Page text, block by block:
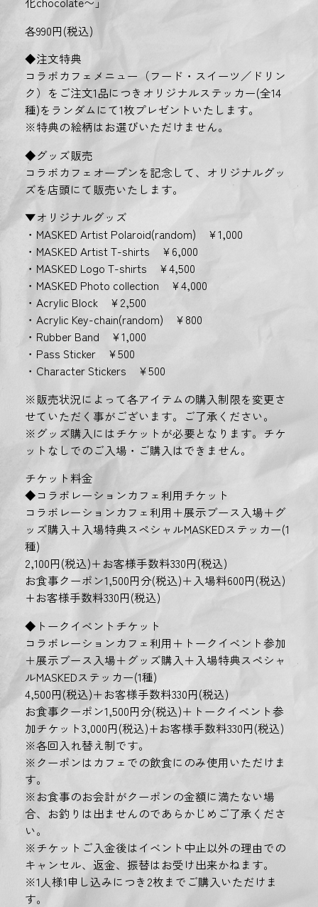
各990円(税込)
◆注文特典
コラボカフェメニュー（フード・スイーツ／ドリン
ク）をご注文1品につきオリジナルステッカー(全14
種)をランダムにて1枚プレゼントいたします。
※特典の絵柄はお選びいただけません。
◆グッズ販売
コラボカフェオープンを記念して、オリジナルグッ
ズを店頭にて販売いたします。
▼オリジナルグッズ
・MASKED Artist Polaroid(random) ¥1,000
・MASKED Artist T-shirts ¥6,000
・MASKED Logo T-shirts ¥4,500
・MASKED Photo collection ¥4,000
・Acrylic Block ¥2,500
・Acrylic Key-chain(random) ¥800
・Rubber Band ¥1,000
・Pass Sticker ¥500
・Character Stickers ¥500
※販売状況によって各アイテムの購入制限を変更さ
せていただく事がございます。ご了承ください。
※グッズ購入にはチケットが必要となります。チケ
ットなしでのご入場・ご購入はできません。
チケット料金
◆コラボレーションカフェ利用チケット
コラボレーションカフェ利用＋展示ブース入場＋グ
ッズ購入＋入場特典スペシャルMASKEDステッカー(1
種)
2,100円(税込)＋お客様手数料330円(税込)
お食事クーポン1,500円分(税込)＋入場料600円(税込)
+お客様手数料330円(税込)
◆トークイベントチケット
コラボレーションカフェ利用＋トークイベント参加
＋展示ブース入場＋グッズ購入＋入場特典スペシャ
ルMASKEDステッカー(1種)
4,500円(税込)＋お客様手数料330円(税込)
お食事クーポン1,500円分(税込)＋トークイベント参
加チケット3,000円(税込)+お客様手数料330円(税込)
※各回入れ替え制です。
※クーポンはカフェでの飲食にのみ使用いただけま
す。
※お食事のお会計がクーポンの金額に満たない場
合、お釣りは出ませんのであらかじめご了承くださ
い。
※チケットご入金後はイベント中止以外の理由での
キャンセル、返金、振替はお受け出来かねます。
※1人様1申し込みにつき2枚までご購入いただけま
す。